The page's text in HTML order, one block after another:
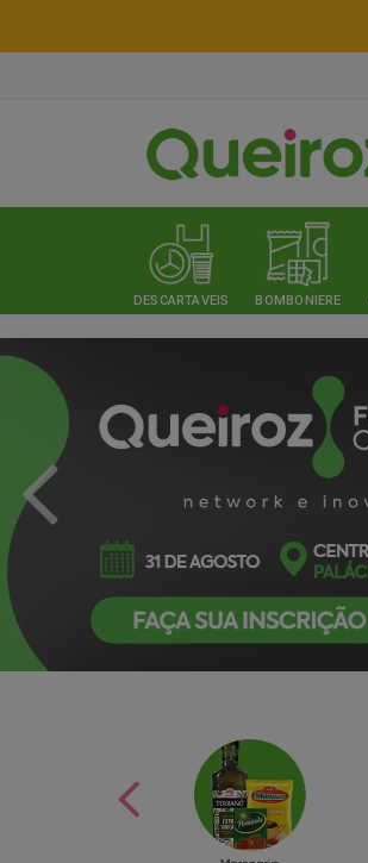
DESCARTAVEIS BOMBONIERE